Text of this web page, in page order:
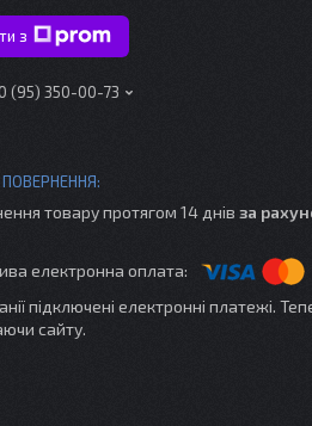
з
(95) 350-00-73
товару протягом 14 днів за
підключені електронні платежі.
сайту.